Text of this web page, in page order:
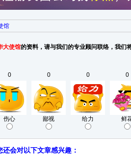
馆
大使馆的资料，请与我们的专业顾问联络，我们
0
伤心
0
鄙视
0
给力
0
鲜
会对以下文章感兴趣：